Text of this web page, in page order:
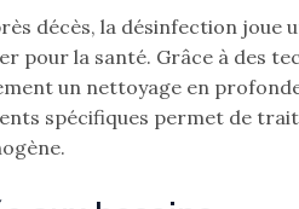
décès, la désinfection
pour la santé. Grâce à des
un nettoyage en
spécifiques permet de